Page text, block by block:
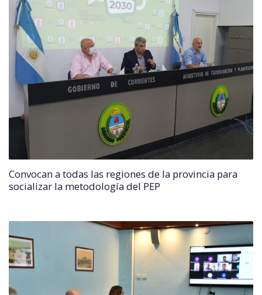
Convocan a todas las regiones de la provincia para
socializar la metodología del PEP